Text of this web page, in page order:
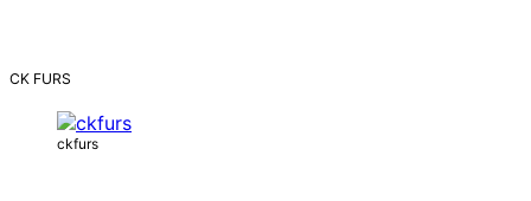
CK FURS
ckfurs